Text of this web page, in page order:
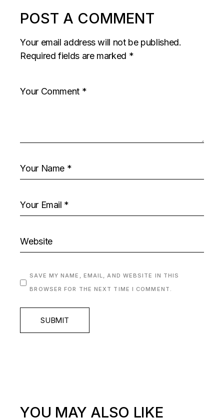
POST A COMMENT
Your email address will not be published.
Required fields are marked *
SAVE MY NAME, EMAIL, AND WEBSITE IN THIS
BROWSER FOR THE NEXT TIME I COMMENT.
SUBMIT
YOU MAY ALSO LIKE